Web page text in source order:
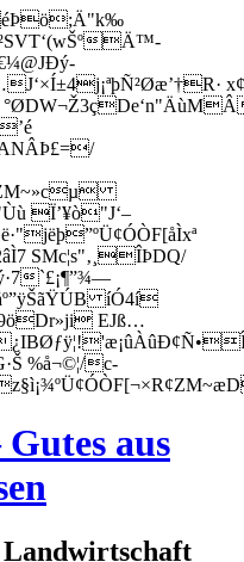
Ä™­
cµ
Ï’¥ò"J‘–
SMc¦s"‚¸ÎÞ­­DQ/
`£¡¶”¾—
íÓ4í
EJß…
%å¬©¦/c­
aus